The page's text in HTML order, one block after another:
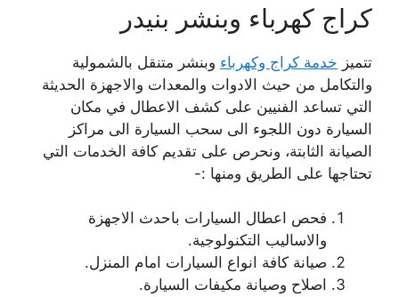
كراج كهرباء وبنشر بنيدر
تتميز خدمة كراج وكهرباء وبنشر متنقل بالشمولية
والتكامل من حيث الادوات والمعدات والاجهزة الحديثة
التي تساعد الفنيين على كشف الاعطال في مكان
السيارة دون اللجوء الى سحب السيارة الى مراكز
الصيانة الثابتة، ونحرص على تقديم كافة الخدمات التي
تحتاجها على الطريق ومنها :-
فحص اعطال السيارات باحدث الاجهزة
والاساليب التكنولوجية.
صيانة كافة انواع السيارات امام المنزل.
اصلاح وصيانة مكيفات السيارة.